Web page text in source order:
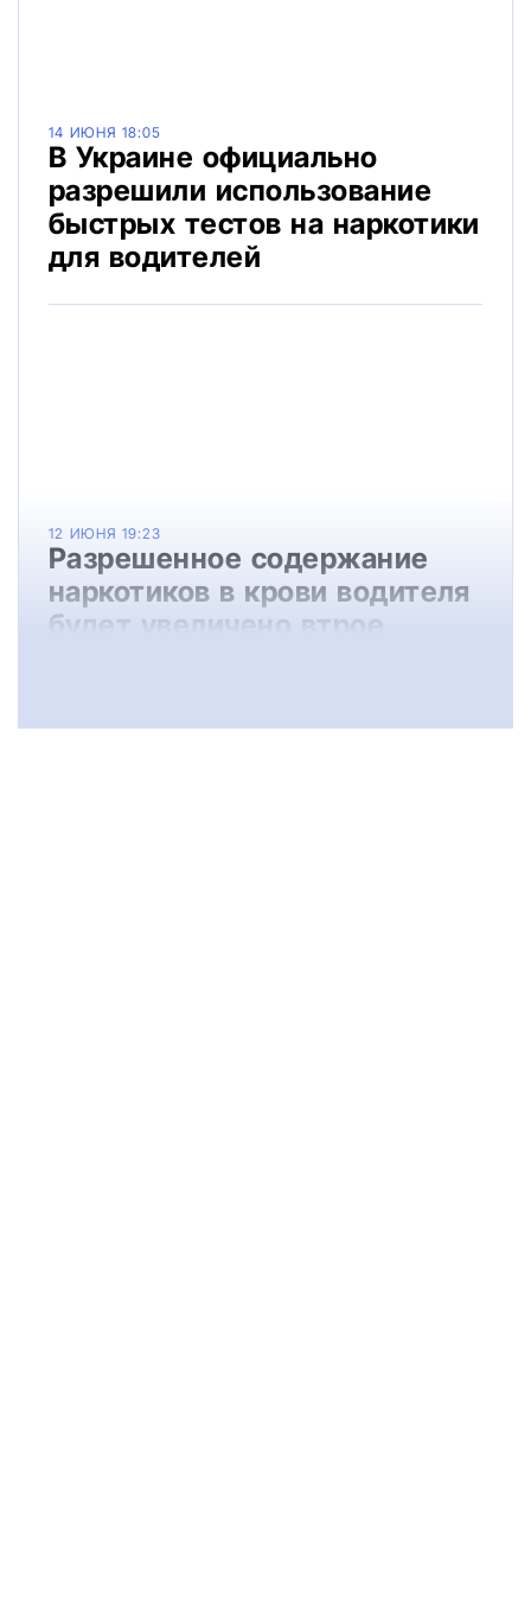
14 ИЮНЯ 18:05
В Украине официально
разрешили использование
быстрых тестов на наркотики
для водителей
12 ИЮНЯ 19:23
Разрешенное содержание
наркотиков в крови водителя
будет увеличено втрое